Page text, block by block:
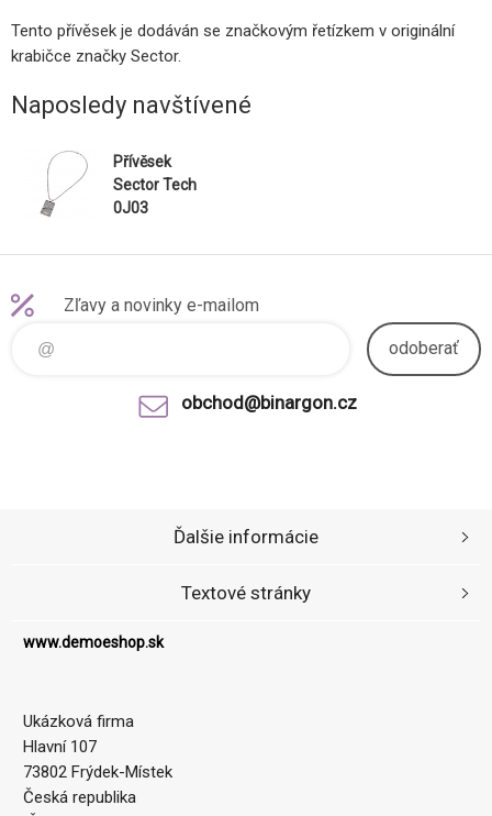
Tento přívěsek je dodáván se značkovým řetízkem v originální
krabičce značky Sector.
Naposledy navštívené
Přívěsek
Sector Tech
0J03
Zľavy a novinky e-mailom
odoberať
obchod@binargon.cz
www.demoeshop.sk
Ukázková firma
Hlavní 107
73802 Frýdek-Místek
Česká republika
Ďalšie informácie
Textové stránky